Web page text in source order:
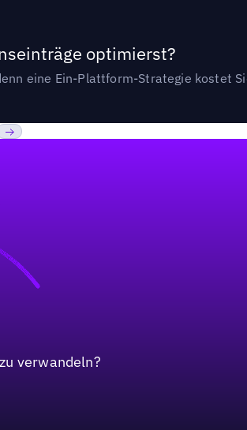
optimierst?
eine Ein-Plattform-Strategie kostet
verwandeln?